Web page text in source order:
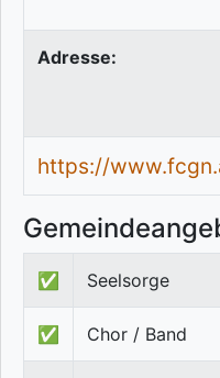
Adresse:
https://
✅ Seelsorge
✅ Chor / Band